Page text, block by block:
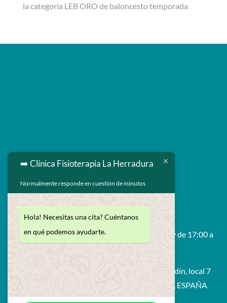
la categoría LEB ORO de baloncesto temporada
 629 593 264


Horario: De Lunes a Viernes 9:00 a 14:00 y de 17:00 a
Avda. Francisco Prieto Moreno, edif. Bahía Jardín, local 7
18697 - La Herradura (Amuñecar - Granada), ESPAÑA
➡️ Clínica Fisioterapia La Herradura
Normalmente responde en cuestión de minutos
Hola! Necesitas una cita? Cuéntanos
en qué podemos ayudarte.